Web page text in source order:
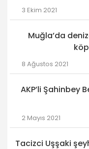
3 Ekim 2021
Muğla’da
8 Ağustos 2021
AKP’li Şahinbey
2 Mayıs 2021
Tacizci Uşşaki